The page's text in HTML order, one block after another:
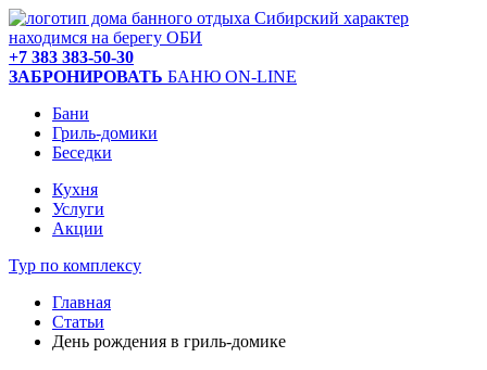
находимся на берегу ОБИ
+7 383 383-50-30
ЗАБРОНИРОВАТЬ БАНЮ ON-LINE
Бани
Гриль-домики
Беседки
Кухня
Услуги
Акции
Тур по комплексу
Главная
Статьи
День рождения в гриль-домике